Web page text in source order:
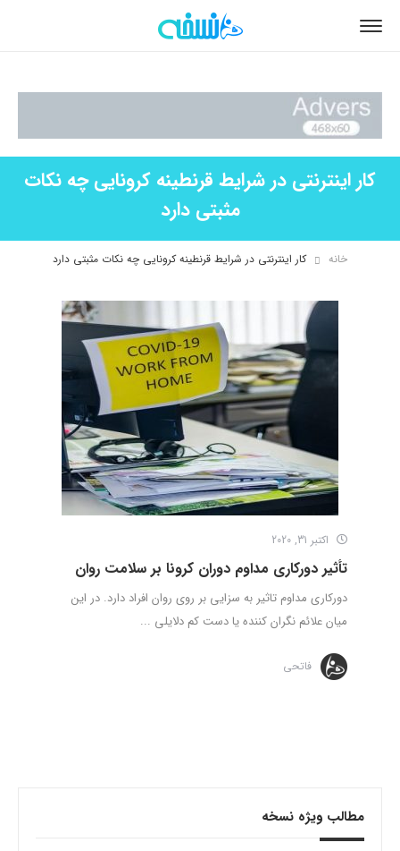
کار اینترنتی در شرایط قرنطینه کرونایی چه نکات
مثبتی دارد
خانه کار اینترنتی در شرایط قرنطینه کرونایی چه نکات مثبتی دارد
اکتبر 31, 2020
تأثیر دورکاری مداوم دوران کرونا بر سلامت روان
دورکاری مداوم تاثیر به سزایی بر روی روان افراد دارد. در این
میان علائم نگران­ کننده یا دست­ کم دلایلی ...
فاتحی
مطالب ویژه نسخه